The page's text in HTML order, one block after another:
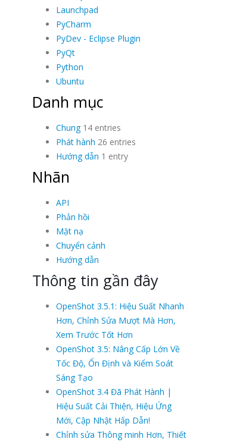
Launchpad
PyCharm
PyDev - Eclipse Plugin
PyQt
Python
Ubuntu
Danh mục
Chung14 entries
Phát hành 26 entries
Hướng dẫn 1 entry
Nhãn
API
Phản hồi
Mặt nạ
Chuyển cảnh
Hướng dẫn
Thông tin gần đây
OpenShot 3.5.1: Hiệu Suất Nhanh
Hơn, Chỉnh Sửa Mượt Mà Hơn,
Xem Trước Tốt Hơn
OpenShot 3.5: Nâng Cấp Lớn Về
Tốc Độ, Ổn Định và Kiểm Soát
Sáng Tạo
OpenShot 3.4 Đã Phát Hành |
Hiệu Suất Cải Thiện, Hiệu Ứng
Mới, Cập Nhật Hấp Dẫn!
Chỉnh sửa Thông minh Hơn, Thiết